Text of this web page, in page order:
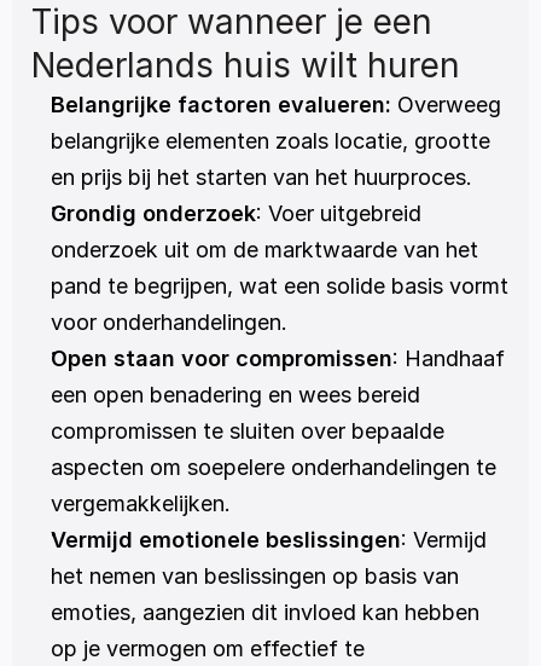
Tips voor wanneer je een
Nederlands huis wilt huren
Belangrijke factoren evalueren: Overweeg
belangrijke elementen zoals locatie, grootte
en prijs bij het starten van het huurproces.
Grondig onderzoek: Voer uitgebreid
onderzoek uit om de marktwaarde van het
pand te begrijpen, wat een solide basis vormt
voor onderhandelingen.
Open staan voor compromissen: Handhaaf
een open benadering en wees bereid
compromissen te sluiten over bepaalde
aspecten om soepelere onderhandelingen te
vergemakkelijken.
Vermijd emotionele beslissingen: Vermijd
het nemen van beslissingen op basis van
emoties, aangezien dit invloed kan hebben
op je vermogen om effectief te